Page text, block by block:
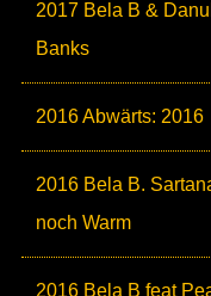
2017 Bela B &
Banks
2016 Abwärts: 2016
2016 Bela B.
noch Warm
2016 Bela B feat